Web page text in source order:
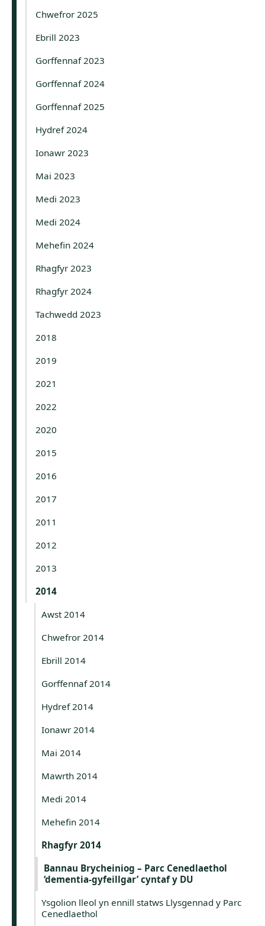
Chwefror 2025
Ebrill 2023
Gorffennaf 2023
Gorffennaf 2024
Gorffennaf 2025
Hydref 2024
Ionawr 2023
Mai 2023
Medi 2023
Medi 2024
Mehefin 2024
Rhagfyr 2023
Rhagfyr 2024
Tachwedd 2023
2018
2019
2021
2022
2020
2015
2016
2017
2011
2012
2013
2014
Awst 2014
Chwefror 2014
Ebrill 2014
Gorffennaf 2014
Hydref 2014
Ionawr 2014
Mai 2014
Mawrth 2014
Medi 2014
Mehefin 2014
Rhagfyr 2014
Bannau Brycheiniog – Parc Cenedlaethol
‘dementia-gyfeillgar’ cyntaf y DU
Ysgolion lleol yn ennill statws Llysgennad y Parc
Cenedlaethol